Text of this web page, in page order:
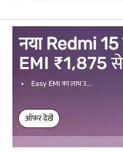
नया Redmi 15
EMI ₹1,875
Easy EMI का लाभ उ...
ऑफर देखें